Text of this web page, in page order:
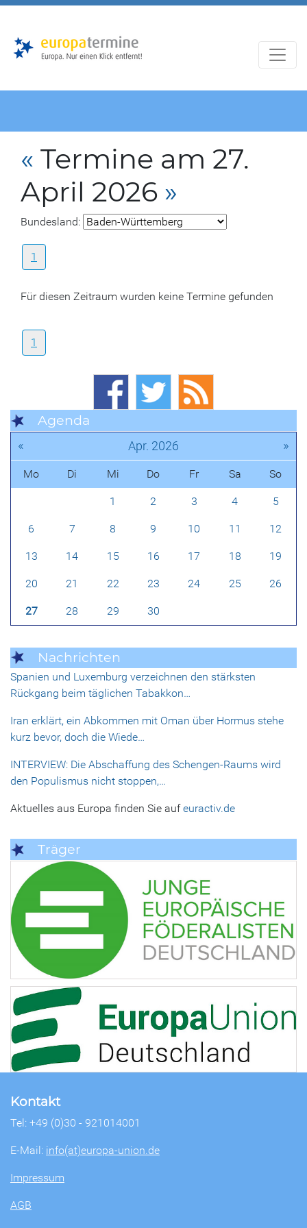
« Termine am 27.
April 2026 »
Bundesland:
1
Für diesen Zeitraum wurden keine Termine gefunden
1
Agenda
« Apr. 2026 »
Mo Di Mi Do Fr Sa So
1 2 3 4 5
6 7 8 9 10 11 12
13 14 15 16 17 18 19
20 21 22 23 24 25 26
27 28 29 30
Nachrichten
Spanien und Luxemburg verzeichnen den stärksten
Rückgang beim täglichen Tabakkon…
Iran erklärt, ein Abkommen mit Oman über Hormus stehe
kurz bevor, doch die Wiede…
INTERVIEW: Die Abschaffung des Schengen-Raums wird
den Populismus nicht stoppen,…
Aktuelles aus Europa finden Sie aufeuractiv.de
Träger
Kontakt
Tel: +49 (0)30 - 921014001
E-Mail: info(at)europa-union.de
Impressum
AGB